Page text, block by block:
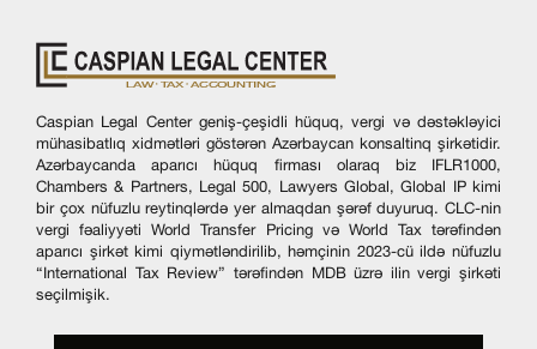
Caspian Legal Center geniş-çeşidli hüquq, vergi və dəstəkləyici
mühasibatlıq xidmətləri göstərən Azərbaycan konsaltinq şirkətidir.
Azərbaycanda aparıcı hüquq firması olaraq biz IFLR1000,
Chambers & Partners, Legal 500, Lawyers Global, Global IP kimi
bir çox nüfuzlu reytinqlərdə yer almaqdan şərəf duyuruq. CLC-nin
vergi fəaliyyəti World Transfer Pricing və World Tax tərəfindən
aparıcı şirkət kimi qiymətləndirilib, həmçinin 2023-cü ildə nüfuzlu
“International Tax Review” tərəfindən MDB üzrə ilin vergi şirkəti
seçilmişik.